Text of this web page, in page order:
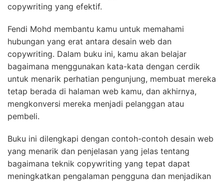
copywriting yang efektif.
Fendi Mohd membantu kamu untuk memahami
hubungan yang erat antara desain web dan
copywriting. Dalam buku ini, kamu akan belajar
bagaimana menggunakan kata-kata dengan cerdik
untuk menarik perhatian pengunjung, membuat mereka
tetap berada di halaman web kamu, dan akhirnya,
mengkonversi mereka menjadi pelanggan atau
pembeli.
Buku ini dilengkapi dengan contoh-contoh desain web
yang menarik dan penjelasan yang jelas tentang
bagaimana teknik copywriting yang tepat dapat
meningkatkan pengalaman pengguna dan menjadikan